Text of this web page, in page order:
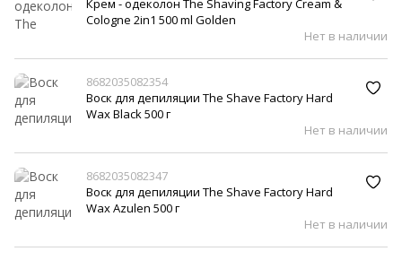
Крем - одеколон The Shaving Factory Cream &
Cologne 2in1 500 ml Golden
Нет в наличии
8682035082354
Воск для депиляции The Shave Factory Hard
Wax Black 500 г
Нет в наличии
8682035082347
Воск для депиляции The Shave Factory Hard
Wax Azulen 500 г
Нет в наличии